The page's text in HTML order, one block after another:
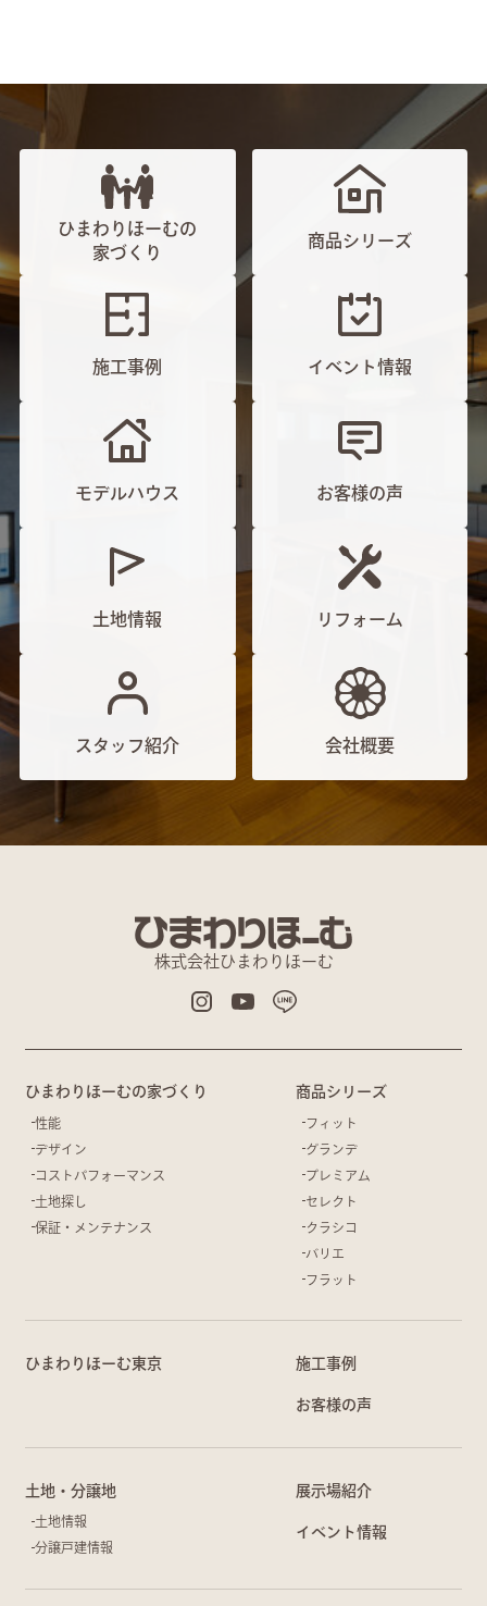
ひまわりほーむの
家づくり
商品シリーズ
施工事例 イベント情報
モデルハウス お客様の声
土地情報 リフォーム
スタッフ紹介 会社概要
株式会社ひまわりほーむ
ひまわりほーむの家づくり
性能
デザイン
コストパフォーマンス
土地探し
保証・メンテナンス
商品シリーズ
フィット
グランデ
プレミアム
セレクト
クラシコ
バリエ
フラット
ひまわりほーむ東京 施工事例
お客様の声
土地・分譲地
土地情報
分譲戸建情報
展示場紹介
イベント情報